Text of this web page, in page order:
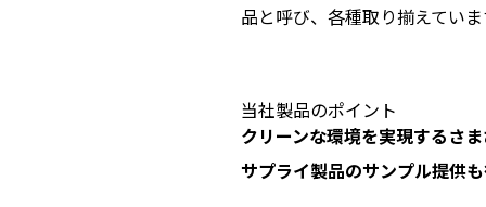
品と呼び、各種取り揃えてい
当社製品のポイント
クリーンな環境を実現するさ
サプライ製品のサンプル提供